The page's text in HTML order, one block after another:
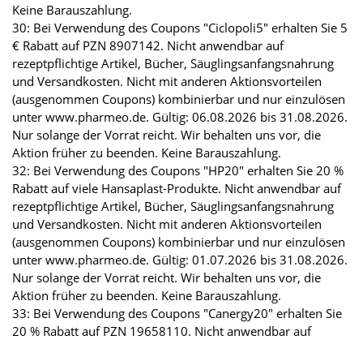
Keine Barauszahlung.
30: Bei Verwendung des Coupons "Ciclopoli5" erhalten Sie 5
€ Rabatt auf PZN 8907142. Nicht anwendbar auf
rezeptpflichtige Artikel, Bücher, Säuglingsanfangsnahrung
und Versandkosten. Nicht mit anderen Aktionsvorteilen
(ausgenommen Coupons) kombinierbar und nur einzulösen
unter www.pharmeo.de. Gültig: 06.08.2026 bis 31.08.2026.
Nur solange der Vorrat reicht. Wir behalten uns vor, die
Aktion früher zu beenden. Keine Barauszahlung.
32: Bei Verwendung des Coupons "HP20" erhalten Sie 20 %
Rabatt auf viele Hansaplast-Produkte. Nicht anwendbar auf
rezeptpflichtige Artikel, Bücher, Säuglingsanfangsnahrung
und Versandkosten. Nicht mit anderen Aktionsvorteilen
(ausgenommen Coupons) kombinierbar und nur einzulösen
unter www.pharmeo.de. Gültig: 01.07.2026 bis 31.08.2026.
Nur solange der Vorrat reicht. Wir behalten uns vor, die
Aktion früher zu beenden. Keine Barauszahlung.
33: Bei Verwendung des Coupons "Canergy20" erhalten Sie
20 % Rabatt auf PZN 19658110. Nicht anwendbar auf